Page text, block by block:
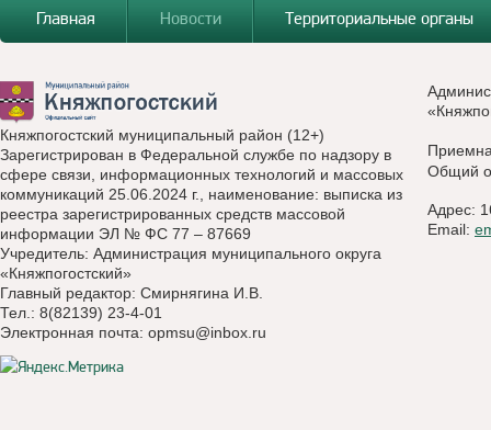
Главная
Новости Территориальные органы
Княжпогостский муниципальный район (12+)
Зарегистрирован в Федеральной службе по надзору в
сфере связи, информационных технологий и массовых
коммуникаций 25.06.2024 г., наименование: выписка из
реестра зарегистрированных средств массовой
информации ЭЛ № ФС 77 – 87669
Учредитель: Администрация муниципального округа
«Княжпогостский»
Главный редактор: Смирнягина И.В.
Тел.: 8(82139) 23-4-01
Электронная почта: opmsu@inbox.ru
Общий
Адрес:
Email: